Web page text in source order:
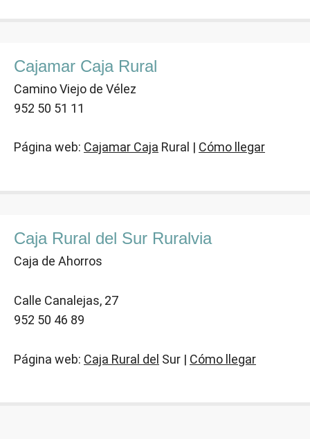
Cajamar Caja Rural
Camino Viejo de Vélez
952 50 51 11
Página web: Cajamar Caja Rural | Cómo llegar
Caja Rural del Sur Ruralvia
Caja de Ahorros
Calle Canalejas, 27
952 50 46 89
Página web: Caja Rural del Sur | Cómo llegar